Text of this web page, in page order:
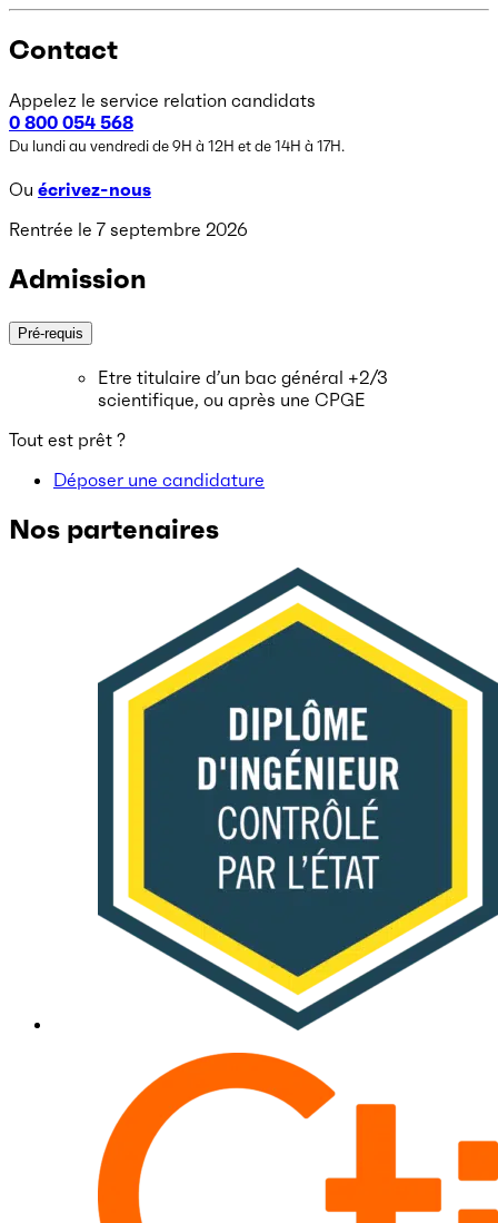
Contact
Appelez le service relation candidats
0 800 054 568
Du lundi au vendredi de 9H à 12H et de 14H à 17H.
Ou écrivez-nous
Rentrée le 7 septembre 2026
Admission
Pré-requis
Etre titulaire d’un bac général +2/3
scientifique, ou après une CPGE
Tout est prêt ?
Déposer une candidature
Nos partenaires